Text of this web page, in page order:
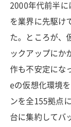
2000年代前半
を業界に先駆け
た。ところが、
ックアップにか
作も不安定にな
eの仮想化環境
ンを全155拠点
台に集約してバ